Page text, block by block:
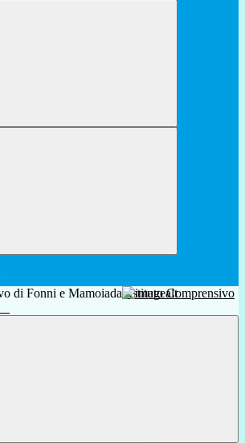
Istituto Comprensivo